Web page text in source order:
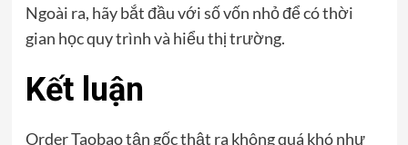
Ngoài ra, hãy bắt đầu với số vốn nhỏ để có thời
gian học quy trình và hiểu thị trường.
Kết luận
Order Taobao tận gốc thật ra không quá khó như